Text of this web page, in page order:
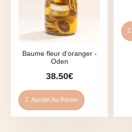
Baume fleur d'oranger -
Oden
38.50€
Ajouter Au Panier